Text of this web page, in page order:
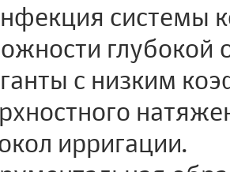
системы
глубокой
с низким
ирригации.